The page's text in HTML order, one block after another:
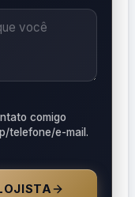
comigo
telefone/e-mail.